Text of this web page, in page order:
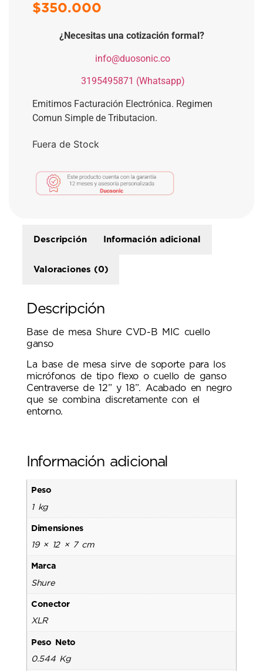
$350.000
¿Necesitas una cotización formal?
info@duosonic.co
3195495871 (Whatsapp)
Emitimos Facturación Electrónica. Regimen
Comun Simple de Tributacion.
Fuera de Stock
Descripción Información adicional
Valoraciones (0)
Descripción
Base de mesa Shure CVD-B MIC cuello
ganso
La base de mesa sirve de soporte para los
micrófonos de tipo flexo o cuello de ganso
Centraverse de 12” y 18”. Acabado en negro
que se combina discretamente con el
entorno.
Información adicional
Peso
1 kg
Dimensiones
19 × 12 × 7 cm
Marca
Shure
Conector
XLR
Peso Neto
0.544 Kg